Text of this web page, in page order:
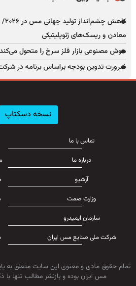
معادن و ریسک‌های ژئوپلیتیکی
هوش مصنوعی بازار فلز سرخ را متحول می‌کند
ضرورت تدوین بودجه براساس برنامه در
نسخه دسکتاپ
تماس با ما
درباره ما
آرشیو
وزارت صمت
سازمان ایمیدرو
شرکت ملی صنایع مس ایران
تمام حقوق مادی و معنوی این سایت متعلق به
مس ایران بوده و بازنشر مطالب تنها